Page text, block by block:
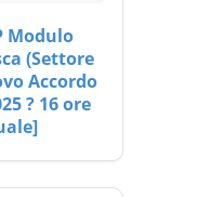
Modulo
(Settore
Accordo
? 16 ore